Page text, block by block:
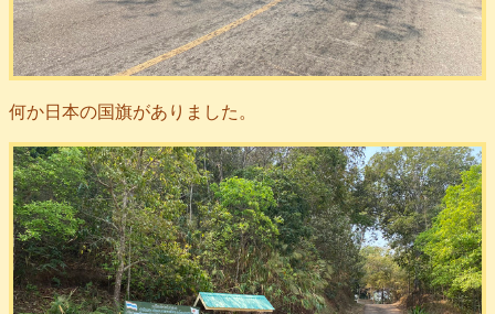
何か日本の国旗がありました。